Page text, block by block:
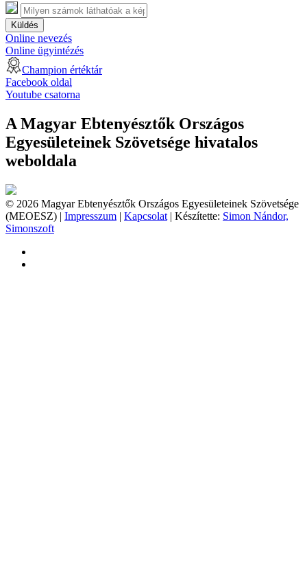
Küldés
Online nevezés
Online ügyintézés
Champion értéktár
Facebook oldal
Youtube csatorna
A Magyar Ebtenyésztők Országos
Egyesületeinek Szövetsége hivatalos
weboldala
© 2026 Magyar Ebtenyésztők Országos Egyesületeinek Szövetsége
(MEOESZ) | Impresszum | Kapcsolat | Készítette: Simon Nándor,
Simonszoft